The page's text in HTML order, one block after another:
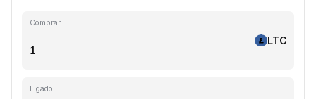
Comprar
LTC
Ligado